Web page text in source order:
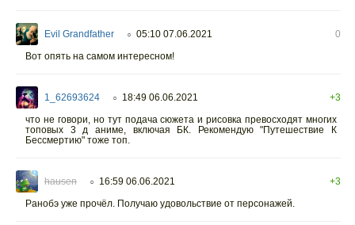
Evil Grandfather ○ 05:10 07.06.2021
0
Вот опять на самом интересном!
1_62693624 ○ 18:49 06.06.2021
+3
что не говори, но тут подача сюжета и рисовка превосходят многих
топовых 3 д аниме, включая БК. Рекомендую "Путешествие К
Бессмертию" тоже топ.
hausen ○ 16:59 06.06.2021
+3
Ранобэ уже прочёл. Получаю удовольствие от персонажей.